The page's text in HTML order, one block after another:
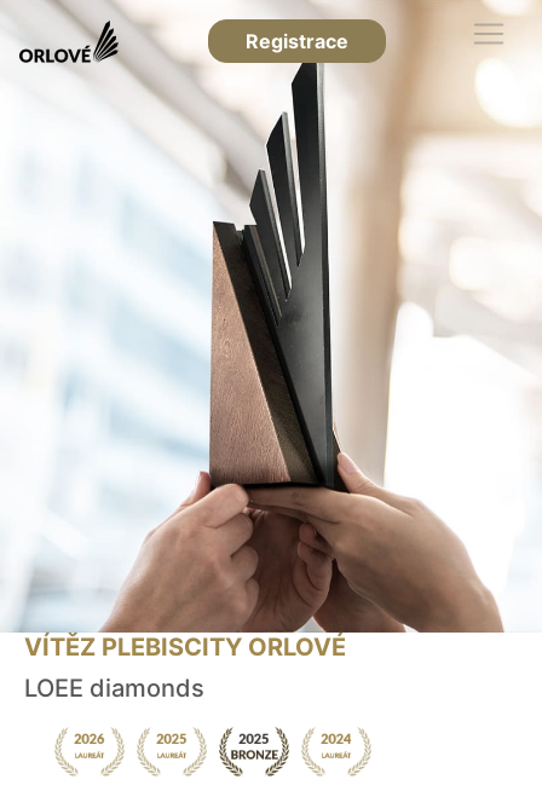
Registrace
VÍTĚZ PLEBISCITY ORLOVÉ
LOEE diamonds